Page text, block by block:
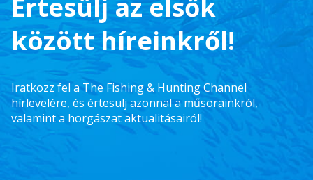
Értesülj az elsők
között híreinkről!
Iratkozz fel a The Fishing & Hunting Channel
hírlevelére, és értesülj azonnal a műsorainkról,
valamint a horgászat aktualitásairól!